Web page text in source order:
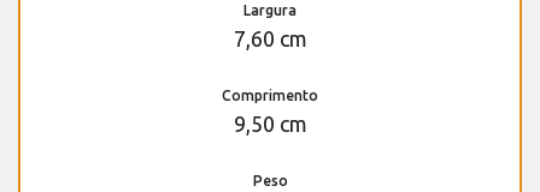
Largura
7,60 cm
Comprimento
9,50 cm
Peso